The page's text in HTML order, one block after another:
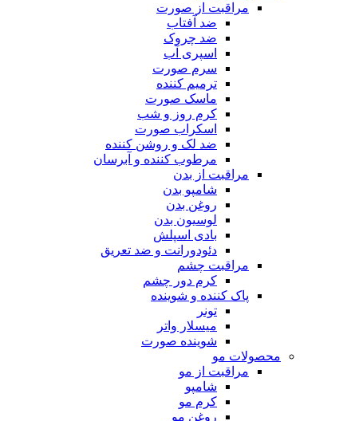
مراقبت از صورت
ضد آفتاب
ضد چروک
اسپری آب
سرم صورت
ترمیم کننده
ماسک صورت
کرم روز و شب
اسکراب صورت
ضد لک و روشن کننده
مرطوب کننده و آبرسان
مراقبت از بدن
شامپو بدن
روغن بدن
لوسیون بدن
بادی اسپلش
دئودورانت و ضد تعریق
مراقبت چشم
کرم دور چشم
پاک کننده و شوینده
تونر
میسلار واتر
شوینده صورت
محصولات مو
مراقبت از مو
شامپو
کرم مو
روغن مو